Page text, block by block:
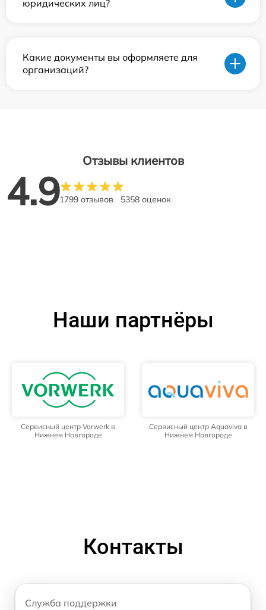
юридических лиц?
Какие документы вы оформляете для
организаций?
Отзывы клиентов
4.91799 отзывов 5358 оценок
Наши партнёры
Сервисный центр Vorwerk в
Нижнем Новгороде
Сервисный центр Aquaviva в
Нижнем Новгороде
Контакты
Служба поддержки